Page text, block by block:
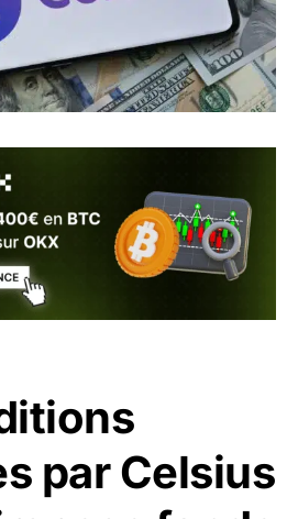
par Celsius